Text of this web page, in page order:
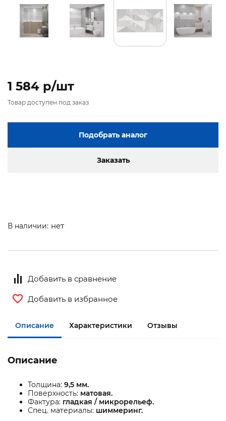
1 584 p/шт
Товар доступен под заказ
Подобрать аналог
Заказать
В наличии: нет
Добавить в сравнение
Добавить в избранное
Описание Характеристики Отзывы
Описание
Толщина: 9,5 мм.
Поверхность: матовая.
Фактура: гладкая / микрорельеф.
Спец. материалы: шиммеринг.